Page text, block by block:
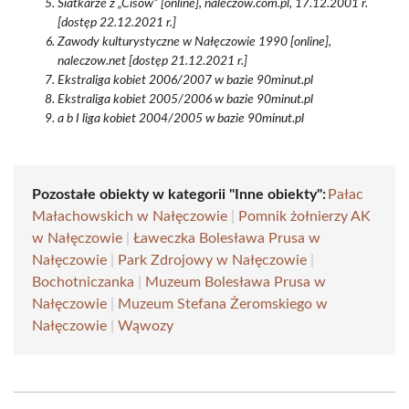
Siatkarze z „Cisów” [online], naleczow.com.pl, 17.12.2001 r.
[dostęp 22.12.2021 r.]
Zawody kulturystyczne w Nałęczowie 1990 [online],
naleczow.net [dostęp 21.12.2021 r.]
Ekstraliga kobiet 2006/2007 w bazie 90minut.pl
Ekstraliga kobiet 2005/2006 w bazie 90minut.pl
a b I liga kobiet 2004/2005 w bazie 90minut.pl
Pozostałe obiekty w kategorii "Inne obiekty": Pałac
Małachowskich w Nałęczowie
Pomnik żołnierzy AK
w Nałęczowie
Ławeczka Bolesława Prusa w
Nałęczowie
Park Zdrojowy w Nałęczowie
Bochotniczanka
Muzeum Bolesława Prusa w
Nałęczowie
Muzeum Stefana Żeromskiego w
Nałęczowie
Wąwozy